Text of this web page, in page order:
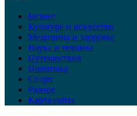
Бизнес
Культура и искусство
Медицина и здоровье
Наука и техника
Путешествия
Политика
Спорт
Разное
Карта сайта